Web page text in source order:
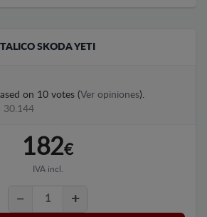
SKODA YETI
on 10 votes (Ver opiniones).
30.144
182€
IVA incl.